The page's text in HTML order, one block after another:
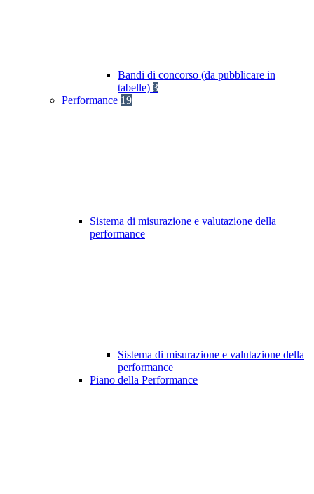
Bandi di concorso (da pubblicare in
tabelle) 3
Performance 19
Sistema di misurazione e valutazione della
performance
Sistema di misurazione e valutazione della
performance
Piano della Performance